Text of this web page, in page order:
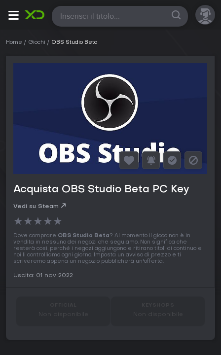
Tutte
Home Giochi OBS Studio Beta
Acquista OBS Studio Beta PC Key
Vedi su Steam
★★★★★
Dove comprare OBS Studio Beta? Al momento il gioco non è in
vendita in nessuno dei negozi che seguiamo. Non significa che
resterà così, perché i negozi aggiungono e ritirano titoli di continuo e
noi li controlliamo ogni giorno. Imposta un avviso di prezzo e ti
scriveremo appena un negozio pubblicherà un'offerta.
Uscita: 01 nov 2022
Non disponibile Non disponibile